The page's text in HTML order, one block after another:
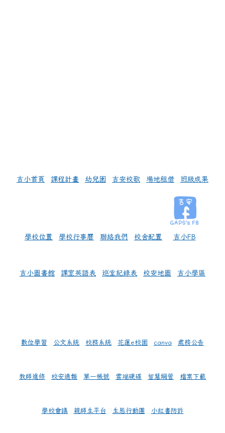
吉小首頁 課程計畫 幼兒園 吉安校歌 場地租借 班級成果
學校位置 學校行事曆 聯絡我們 校舍配置 吉小FB
吉小圖書館 課室英語表 巡堂紀錄表 校安地圖 吉小學區
數位學習 公文系統 校務系統 花蓮e校園 canva 處務公告
教師進修 校安通報 單一帳號 雲端硬碟 智慧網管 檔案下載
學校會議 親師生平台 生態行動團 小紅書防詐